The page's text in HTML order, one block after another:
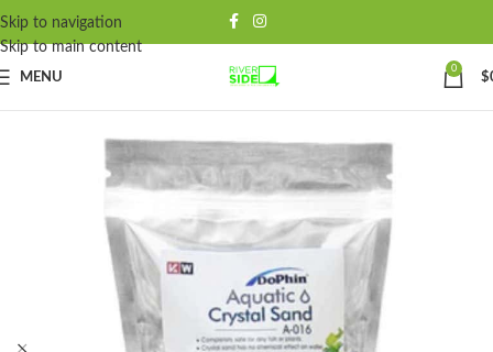
Skip to navigation
Skip to main content
MENU
0
$